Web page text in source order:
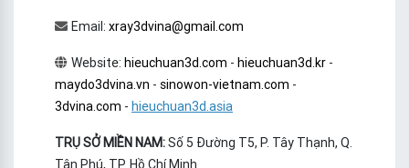
Email: xray3dvina@gmail.com
Website: hieuchuan3d.com - hieuchuan3d.kr-
maydo3dvina.vn - sinowon-vietnam.com -
3dvina.com - hieuchuan3d.asia
TRỤ SỞ MIỀN NAM:Số 5 Đường T5, P. Tây Thạnh, Q.
Tân Phú, TP. Hồ Chí Minh